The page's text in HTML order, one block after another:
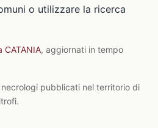
o utilizzare la ricerca
CATANIA, aggiornati in tempo
pubblicati nel territorio di